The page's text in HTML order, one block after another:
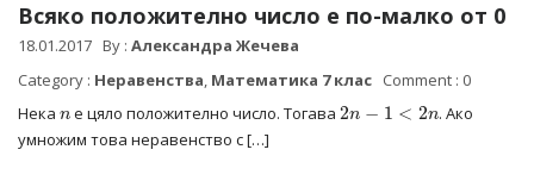
Всяко положително число е по-малко от 0
18.01.2017 By :Александра Жечева
Category : Неравенства, Математика 7 клас Comment : 0
Нека
е цяло положително число. Тогава2 <
. Ако
умножим това неравенство с […]